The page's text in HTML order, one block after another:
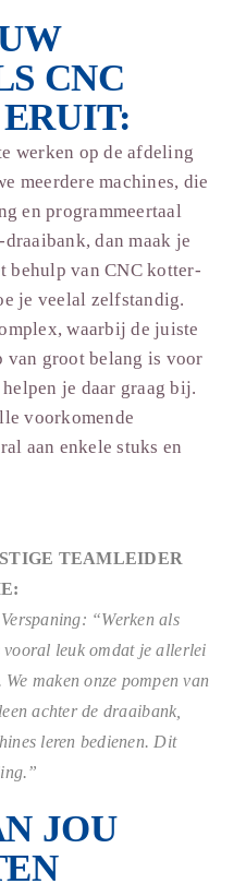
CNC
werken op de afdeling
meerdere machines, die
en programmeertaal
draaibank, dan maak je
behulp van CNC kotter-
je veelal zelfstandig.
waarbij de juiste
van groot belang is voor
je daar graag bij.
voorkomende
aan enkele stuks en
TEAMLEIDER
“Werken als
leuk omdat je allerlei
maken onze pompen van
achter de draaibank,
leren bedienen. Dit
JOU